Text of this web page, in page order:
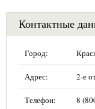
Контактные
Город:
Адрес: 2-е
Телефон: 8